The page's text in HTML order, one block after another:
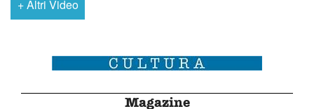
+Altri Video
Magazine